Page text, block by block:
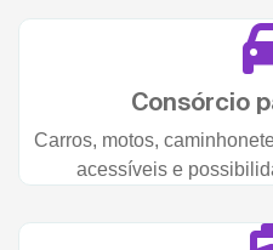
Consórcio
Carros, motos,
acessíveis e